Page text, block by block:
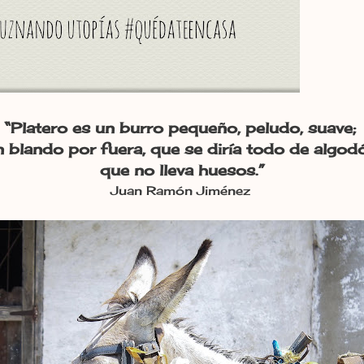
“Platero es un burro pequeño, peludo, suave;
blando por fuera, que se diría todo de
que no lleva huesos.”
Juan Ramón Jiménez